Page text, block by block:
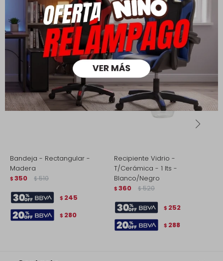
Productos que te pueden interesar
Bandeja - Rectangular -
Madera
$ 350 $ 510
$ 245
$ 280
Recipiente Vidrio -
T/Cerámica - 1 lts -
Blanco/Negro
$ 360 $ 520
$ 252
$ 288